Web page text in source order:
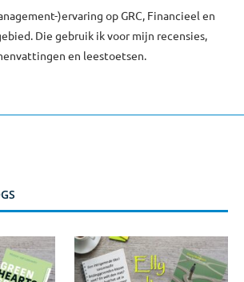
)ervaring op GRC, Financieel en
Die gebruik ik voor mijn recensies,
en leestoetsen.